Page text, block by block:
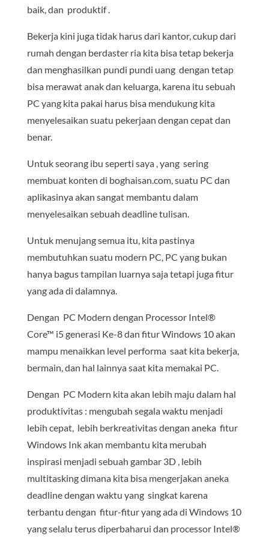
baik, dan produktif .
Bekerja kini juga tidak harus dari kantor, cukup dari
rumah dengan berdaster ria kita bisa tetap bekerja
dan menghasilkan pundi pundi uang dengan tetap
bisa merawat anak dan keluarga, karena itu sebuah
PC yang kita pakai harus bisa mendukung kita
menyelesaikan suatu pekerjaan dengan cepat dan
benar.
Untuk seorang ibu seperti saya , yang sering
membuat konten di boghaisan.com, suatu PC dan
aplikasinya akan sangat membantu dalam
menyelesaikan sebuah deadline tulisan.
Untuk menujang semua itu, kita pastinya
membutuhkan suatu modern PC, PC yang bukan
hanya bagus tampilan luarnya saja tetapi juga fitur
yang ada di dalamnya.
Dengan PC Modern dengan Processor Intel®
Core™ i5 generasi Ke-8 dan fitur Windows 10 akan
mampu menaikkan level performa saat kita bekerja,
bermain, dan hal lainnya saat kita memakai PC.
Dengan PC Modern kita akan lebih maju dalam hal
produktivitas : mengubah segala waktu menjadi
lebih cepat, lebih berkreativitas dengan aneka fitur
Windows Ink akan membantu kita merubah
inspirasi menjadi sebuah gambar 3D , lebih
multitasking dimana kita bisa mengerjakan aneka
deadline dengan waktu yang singkat karena
terbantu dengan fitur-fitur yang ada di Windows 10
yang selalu terus diperbaharui dan processor Intel®